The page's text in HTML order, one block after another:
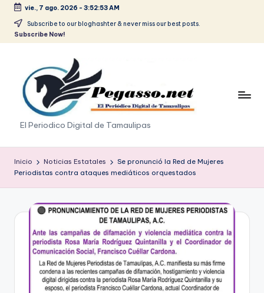
Saltar
vie., 7 ago. 2026 - 3:52:54 AM
Subscribe to our bloghashter & never miss our best posts.
Subscribe Now!
p
e
g
a
El Periodico Digital de Tamaulipas
Inicio Noticias Estatales
Se pronunció la Red de Mujeres
Periodistas contra ataques mediáticos orquestados